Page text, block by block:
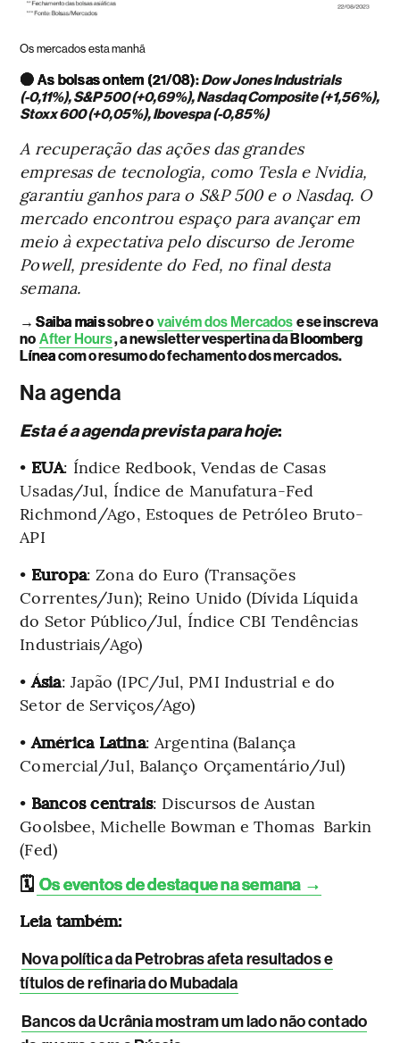
Os mercados esta manhã
🟢 As bolsas ontem (21/08):Dow Jones Industrials
(-0,11%), S&P 500 (+0,69%), Nasdaq Composite (+1,56%),
Stoxx 600 (+0,05%), Ibovespa (-0,85%)
A recuperação das ações das grandes
empresas de tecnologia, como Tesla e Nvidia,
garantiu ganhos para o S&P 500 e o Nasdaq. O
mercado encontrou espaço para avançar em
meio à expectativa pelo discurso de Jerome
Powell, presidente do Fed, no final desta
semana.
→Saiba maissobre o vaivém dos Mercados e se inscreva
no After Hours, a newsletter vespertina daBloomberg
Líneacom o resumo do fechamento dos mercados.
Na agenda
Esta é a agenda prevista para hoje:
• EUA: Índice Redbook, Vendas de Casas
Usadas/Jul, Índice de Manufatura-Fed
Richmond/Ago, Estoques de Petróleo Bruto-
API
• Europa: Zona do Euro (Transações
Correntes/Jun); Reino Unido (Dívida Líquida
do Setor Público/Jul, Índice CBI Tendências
Industriais/Ago)
•Ásia: Japão (IPC/Jul, PMI Industrial e do
Setor de Serviços/Ago)
•América Latina: Argentina (Balança
Comercial/Jul, Balanço Orçamentário/Jul)
• Bancos centrais: Discursos de Austan
Goolsbee, Michelle Bowman e Thomas Barkin
(Fed)
🗓️ Os eventos de destaque na semana →
Leia também:
Nova política da Petrobras afeta resultados e
títulos de refinaria do Mubadala
Bancos da Ucrânia mostram um lado não contado